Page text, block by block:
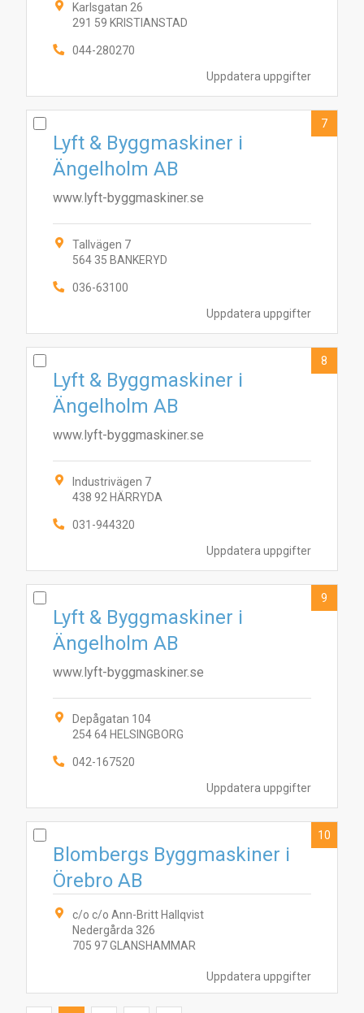
Uppdatera uppgifter
Karlsgatan 26
291 59 KRISTIANSTAD
044-280270
Uppdatera uppgifter
Lyft & Byggmaskiner i
Ängelholm AB
www.lyft-byggmaskiner.se
Tallvägen 7
564 35 BANKERYD
036-63100
7
Uppdatera uppgifter
Lyft & Byggmaskiner i
Ängelholm AB
www.lyft-byggmaskiner.se
Industrivägen 7
438 92 HÄRRYDA
031-944320
8
Uppdatera uppgifter
Lyft & Byggmaskiner i
Ängelholm AB
www.lyft-byggmaskiner.se
Depågatan 104
254 64 HELSINGBORG
042-167520
9
Uppdatera uppgifter
Blombergs Byggmaskiner i
Örebro AB
c/o c/o Ann-Britt Hallqvist
Nedergårda 326
705 97 GLANSHAMMAR
10